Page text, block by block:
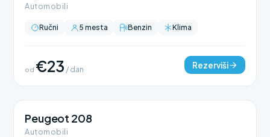
Automobili
Ručni 5 mesta Benzin Klima
od €23 / dan Rezerviši
Peugeot 208
Automobili